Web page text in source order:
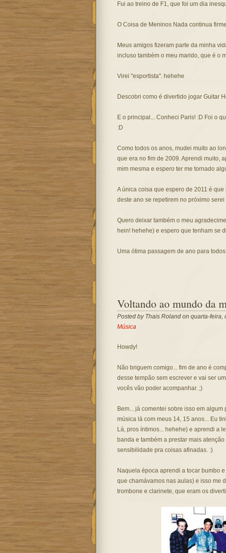
Fui ao treino de F1, que foi um dia
O Coisa de Meninos Nada continua
Meus amigos fizeram parte da minha
incluso também o meu marido, que é o
Virei "esportista". hehehe
Descobri como é divertido jogar Guitar
E o principal... Conheci Paris! :D Foi o
:D
Como todos os anos, mudei muito ao
que era no fim de 2009. Aprendi muito,
mim mesma e espero ter me tornado
A única coisa que espero de 2011 é
deste ano se repetirem no próximo
Quero deixar também o meu
hein! hehehe) e espero que tenham se
Uma ótima passagem de ano para
Voltando ao mundo da
Posted by Thais Rolandon quarta-feira,
Música
Howdy!
Não briguem comigo... fim de ano é
desse tempão sem escrever e vai ser
vocês vão poder acompanhar. ;)
Bem... já comentei sobre isso em
música lá com meus 14, 15 anos... Eu
Lá, pros íntimos... hehehe) e aprendi a
banda e também a prestar mais
sensibilidade pra coisas afinadas. :)
Naquela época aprendi a tocar bumbo
que chamávamos nas aulas) e isso me
trombone e clarinete, que eram os